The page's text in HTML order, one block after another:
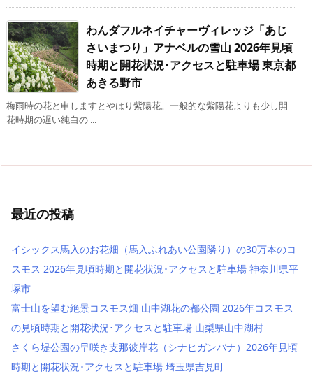
わんダフルネイチャーヴィレッジ「あじ
さいまつり」アナベルの雪山 2026年見頃
時期と開花状況･アクセスと駐車場 東京都
あきる野市
梅雨時の花と申しますとやはり紫陽花。一般的な紫陽花よりも少し開
花時期の遅い純白の ...
最近の投稿
イシックス馬入のお花畑（馬入ふれあい公園隣り）の30万本のコ
スモス 2026年見頃時期と開花状況･アクセスと駐車場 神奈川県平
塚市
富士山を望む絶景コスモス畑 山中湖花の都公園 2026年コスモス
の見頃時期と開花状況･アクセスと駐車場 山梨県山中湖村
さくら堤公園の早咲き支那彼岸花（シナヒガンバナ）2026年見頃
時期と開花状況･アクセスと駐車場 埼玉県吉見町